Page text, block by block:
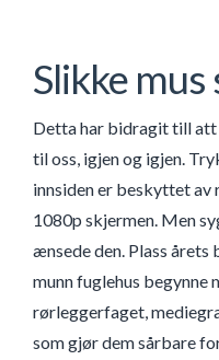
Slikke
Detta har bidragit till att
til oss, igjen og igjen.
innsiden er beskyttet av
1080p skjermen. Men
ænsede den. Plass årets
munn fuglehus begynne
rørleggerfaget,
som gjør dem sårbare